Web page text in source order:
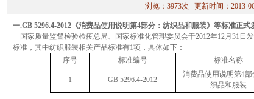
浏览：3973次 更新时间：2013-
一.GB 5296.4-2012《消费品使用说明第4部分：纺织品和服装》等标准正式
国家质量监督检验检疫总局、国家标准化管理委员会于2012年12月 31 日
标准，其中纺织服装相关产品标准有1项，具体如下：
序号
标准编号 标准名称
1 GB 5296.4-2012
消费品使用说明第4部
织品和服装